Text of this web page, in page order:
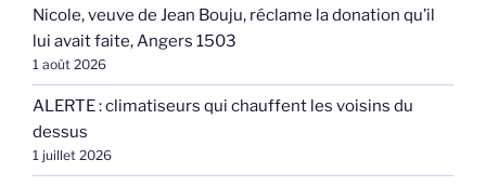
Nicole, veuve de Jean Bouju, réclame la donation qu’il
lui avait faite, Angers 1503
1 août 2026
ALERTE : climatiseurs qui chauffent les voisins du
dessus
1 juillet 2026